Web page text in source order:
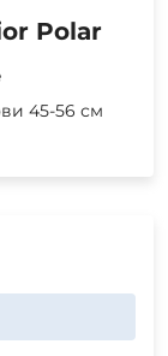
Polar
45-56 см